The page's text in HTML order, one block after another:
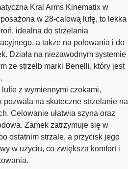
Kral Arms Kinematix w
w 28-calową lufę, to lekka
idealna do strzelania
a także na polowania i do
Działa na niezawodnym systemie
ze strzelb marki Benelli, który jest
z wymiennymi czokami,
pozwala na skuteczne strzelanie na
Celowanie ułatwia szyna oraz
Zamek zatrzymuje się w
ostatnim strzale, a przycisk jego
w użyciu, co zwiększa komfort i